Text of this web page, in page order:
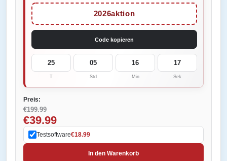
2026aktion
Code kopieren
25
T
05
Std
16
Min
17
Sek
Preis:
€199.99
€39.99
Testsoftware€18.99
In den Warenkorb